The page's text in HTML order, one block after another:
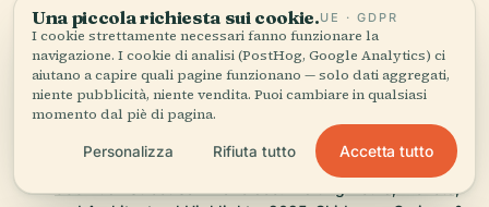
Ricercata e scritta dal team editoriale di Audiala a
partire da documenti storici, archivi architettonici e
conoscenza del territorio.
Ultima revisione: April 2026
333 Bush Street San Francisco: Visiting Hours, Tickets,
Una piccola richiesta sui cookie.UE · GDPR
I cookie strettamente necessari fanno funzionare la
navigazione. I cookie di analisi (PostHog, Google Analytics) ci
aiutano a capire quali pagine funzionano — solo dati aggregati,
niente pubblicità, niente vendita. Puoi cambiare in qualsiasi
momento dal piè di pagina.
Personalizza Rifiuta tutto Accetta tutto